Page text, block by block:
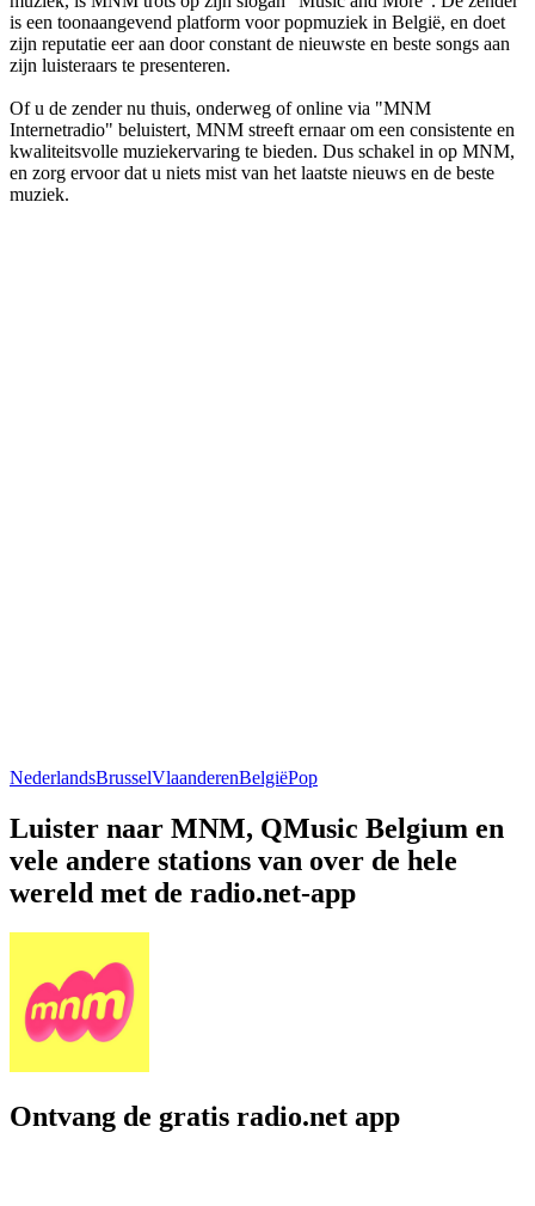
is een toonaangevend platform voor popmuziek in België, en doet
zijn reputatie eer aan door constant de nieuwste en beste songs aan
zijn luisteraars te presenteren.
Of u de zender nu thuis, onderweg of online via "MNM
Internetradio" beluistert, MNM streeft ernaar om een consistente en
kwaliteitsvolle muziekervaring te bieden. Dus schakel in op MNM,
en zorg ervoor dat u niets mist van het laatste nieuws en de beste
muziek.
NederlandsBrusselVlaanderenBelgiëPop
Luister naar MNM, QMusic Belgium en
vele andere stations van over de hele
wereld met de radio.net-app
Ontvang de gratis radio.net app